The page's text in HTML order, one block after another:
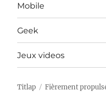
Mobile
Geek
Jeux videos
Titlap Fièrement